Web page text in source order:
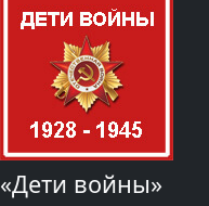
«Дети войны»